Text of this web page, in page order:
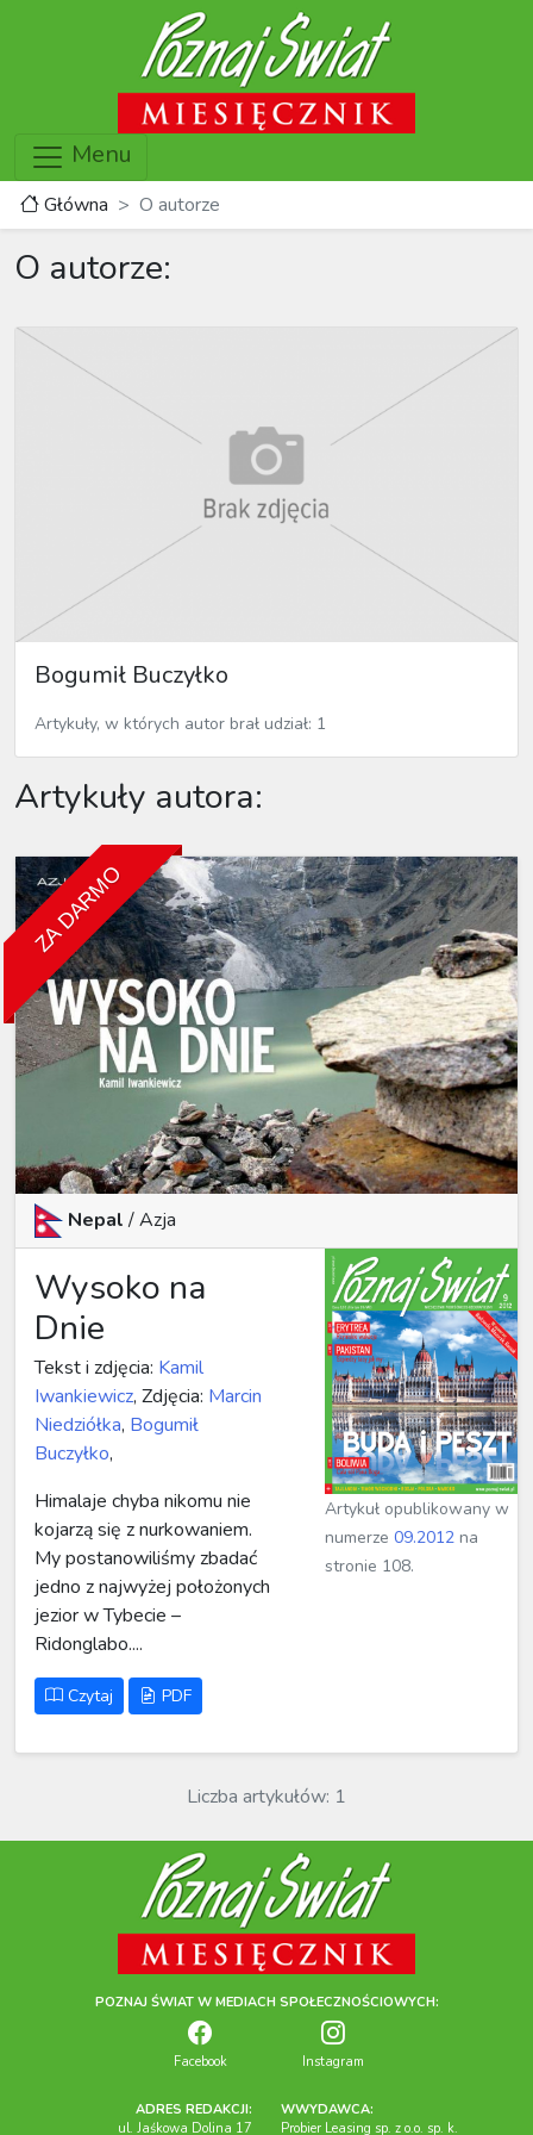
Menu
Główna O autorze
O autorze:
Bogumił Buczyłko
Artykuły, w których autor brał udział: 1
Artykuły autora:
ZA DARMO
Nepal/ Azja
Wysoko na
Dnie
Tekst i zdjęcia: Kamil
Iwankiewicz, Zdjęcia: Marcin
Niedziółka, Bogumił
Buczyłko,
Himalaje chyba nikomu nie
kojarzą się z nurkowaniem.
My postanowiliśmy zbadać
jedno z najwyżej położonych
jezior w Tybecie –
Ridonglabo....
Czytaj PDF
Artykuł opublikowany w
numerze09.2012 na
stronie 108.
Liczba artykułów: 1
POZNAJ ŚWIAT W MEDIACH SPOŁECZNOŚCIOWYCH:
Facebook Instagram
ADRES REDAKCJI:
ul. Jaśkowa Dolina 17
WWYDAWCA:
Probier Leasing sp. z o.o. sp. k.